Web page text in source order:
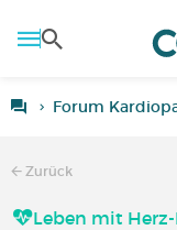
Forum
Zurück
Leben mit